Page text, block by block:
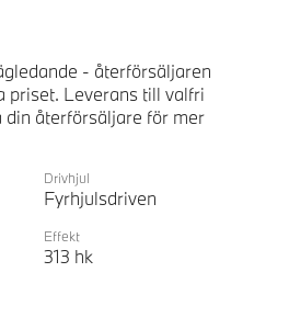
- återförsäljaren
priset. Leverans till valfri
din återförsäljare för mer
Drivhjul
Fyrhjulsdriven
Effekt
313 hk